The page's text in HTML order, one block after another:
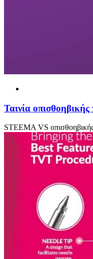
Ταινία
STEEMA VS